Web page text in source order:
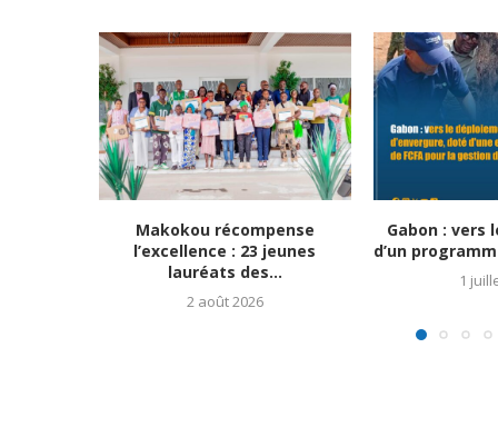
Makokou récompense
l’excellence : 23 jeunes
lauréats des...
2 août 2026
Gabon : vers
d’un
1